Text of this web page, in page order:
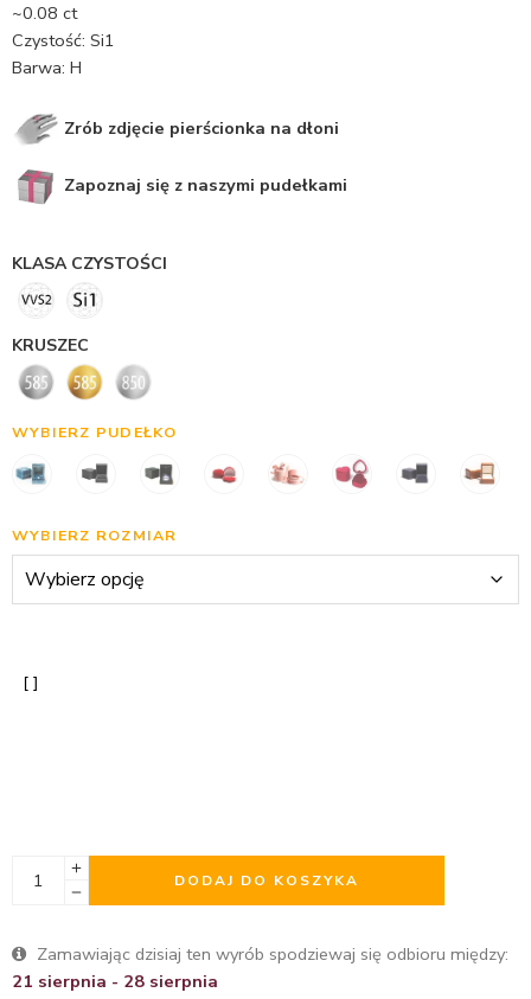
~0.08 ct
Czystość: Si1
Barwa: H
Zrób zdjęcie pierścionka na dłoni
Zapoznaj się z naszymi pudełkami
KLASA CZYSTOŚCI
KRUSZEC
WYBIERZ PUDEŁKO
WYBIERZ ROZMIAR
DODAJ DO KOSZYKA
Zamawiając dzisiaj ten wyrób spodziewaj się odbioru między:
21 sierpnia - 28 sierpnia